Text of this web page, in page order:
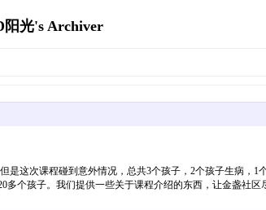
光's Archiver
次课程碰到意外情况，总共3个孩子，2个孩子生病，1
孩子。我们提供一些关于课程介绍的东西，让金盏社区